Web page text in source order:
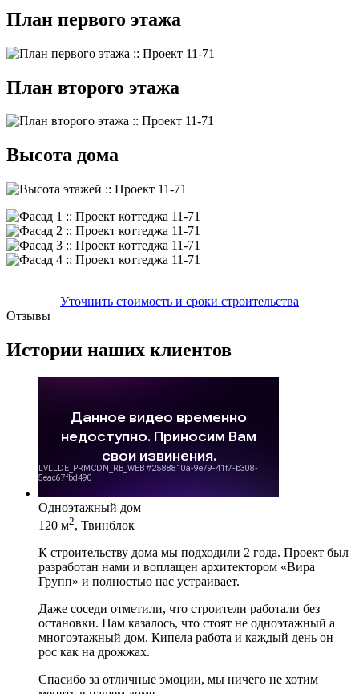
План первого этажа
План второго этажа
Высота дома
Уточнить стоимость и сроки строительства
Отзывы
Истории наших клиентов
Одноэтажный дом
120 м2, Твинблок
К строительству дома мы подходили 2 года. Проект был
разработан нами и воплащен архитектором «Вира
Групп» и полностью нас устраивает.
Даже соседи отметили, что строители работали без
остановки. Нам казалось, что стоят не одноэтажный а
многоэтажный дом. Кипела работа и каждый день он
рос как на дрожжах.
Спасибо за отличные эмоции, мы ничего не хотим